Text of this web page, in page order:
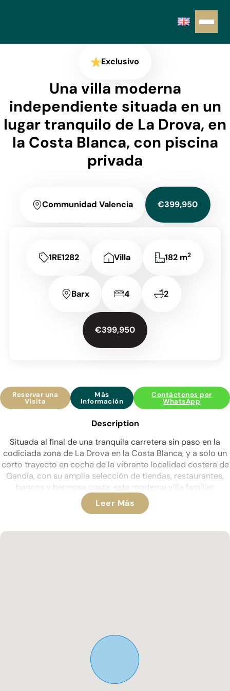
Exclusivo
Una villa moderna
independiente situada en un
lugar tranquilo de La Drova, en
la Costa Blanca, con piscina
privada
Communidad Valencia €399,950
1RE1282 Villa 182 m2
Barx 4 2
€399,950
Reservar una
Visita
Más
Información
Contáctenos por
WhatsApp
Description
Situada al final de una tranquila carretera sin paso en la
codiciada zona de La Drova en la Costa Blanca, y a solo un
corto trayecto en coche de la vibrante localidad costera de
Gandía, con su amplia selección de tiendas, restaurantes,
bancos y hermosa costa, esta moderna villa familiar
independiente ofrece alojamientos espaciosos junto con
impresionantes vistas a montañas y valles.
Originalmente construida para los actuales propietarios en
la primera planta.
El alojamiento en la planta baja consta de un útil
guardarropa para invitados, un gran salón y comedor de
doble ángulo iluminados con luz natural, y una cocina
Leer Más